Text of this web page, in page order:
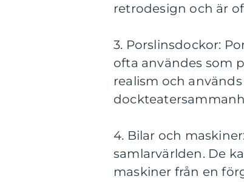
retrodesign och är
3. Porslinsdockor:
ofta användes som
realism och
4. Bilar och
samlarvärlden. De
maskiner från en